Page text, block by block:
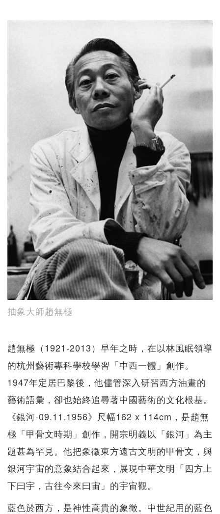
抽象大師趙無極
趙無極（1921-2013）早年之時，在以林風眠領導
的杭州藝術專科學校學習「中西一體」創作。
1947年定居巴黎後，他儘管深入研習西方油畫的
藝術語彙，卻也始終追尋著中國藝術的文化根基。
《銀河-09.11.1956》尺幅162 x 114cm，是趙無
極「甲骨文時期」創作，開宗明義以「銀河」為主
題甚為罕見。他把象徵東方遠古文明的甲骨文，與
銀河宇宙的意象結合起來，展現中華文明「四方上
下曰宇，古往今來曰宙」的宇宙觀。
藍色於西方，是神性高貴的象徵。中世紀用的藍色